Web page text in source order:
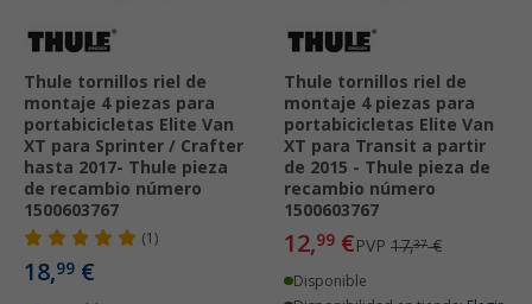
Thule tornillos riel de
montaje 4 piezas para
portabicicletas Elite Van
XT para Sprinter / Crafter
hasta 2017- Thule pieza
de recambio número
1500603767
(1)
18,99 €
Thule tornillos riel de
montaje 4 piezas para
portabicicletas Elite Van
XT para Transit a partir
de 2015 - Thule pieza de
recambio número
1500603767
12,99 €PVP 17,37€
Disponible